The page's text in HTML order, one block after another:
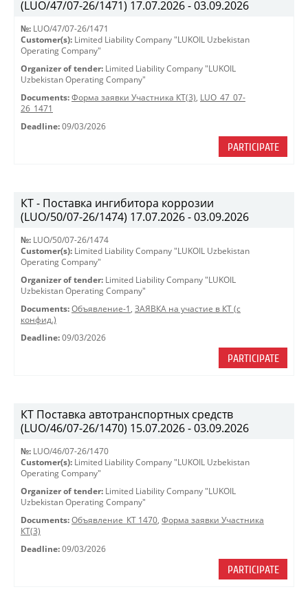
(LUO/47/07-26/1471) 17.07.2026 - 03.09.2026
№: LUO/47/07-26/1471
Customer(s): Limited Liability Company "LUKOIL Uzbekistan
Operating Company"
Organizer of tender: Limited Liability Company "LUKOIL
Uzbekistan Operating Company"
Documents: Форма заявки Участника КТ(3), LUO_47_07-
26_1471
Deadline: 09/03/2026
PARTICIPATE
КТ - Поставка ингибитора коррозии
(LUO/50/07-26/1474) 17.07.2026 - 03.09.2026
№: LUO/50/07-26/1474
Customer(s): Limited Liability Company "LUKOIL Uzbekistan
Operating Company"
Organizer of tender: Limited Liability Company "LUKOIL
Uzbekistan Operating Company"
Documents: Объявление-1 , ЗАЯВКА на участие в КТ (с
конфид.)
Deadline: 09/03/2026
PARTICIPATE
КТ Поставка автотранспортных средств
(LUO/46/07-26/1470) 15.07.2026 - 03.09.2026
№: LUO/46/07-26/1470
Customer(s): Limited Liability Company "LUKOIL Uzbekistan
Operating Company"
Organizer of tender: Limited Liability Company "LUKOIL
Uzbekistan Operating Company"
Documents: Объявление_КТ 1470, Форма заявки Участника
КТ(3)
Deadline: 09/03/2026
PARTICIPATE